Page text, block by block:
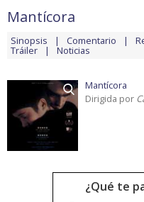
Mantícora
Sinopsis Comentario
Tráiler Noticias
Mantícora
Dirigida por
¿Qué te